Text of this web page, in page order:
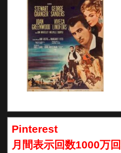
Pinterest
月間表示回数1000万